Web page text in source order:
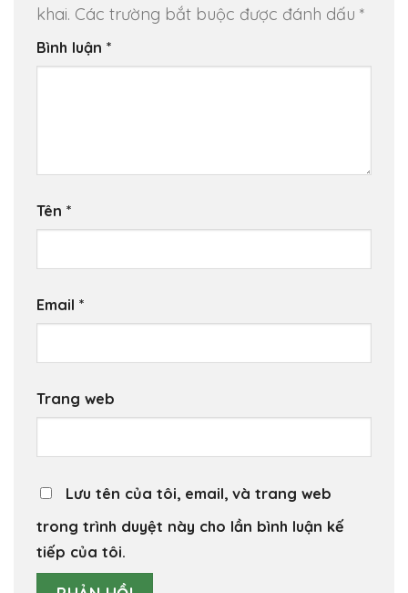
khai. Các trường bắt buộc được đánh dấu *
Bình luận *
Tên *
Email *
Trang web
Lưu tên của tôi, email, và trang web
trong trình duyệt này cho lần bình luận kế
tiếp của tôi.